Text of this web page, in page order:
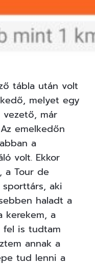
tábla után volt
melyet egy
már
emelkedőn
a
volt. Ekkor
a Tour de
aki
haladt a
kerekem, a
fel is tudtam
annak a
tud lenni a